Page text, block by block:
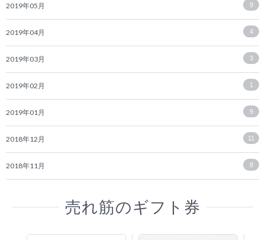
2019年05月 9
2019年04月 4
2019年03月 3
2019年02月 1
2019年01月 9
2018年12月 11
2018年11月 8
売れ筋のギフト券